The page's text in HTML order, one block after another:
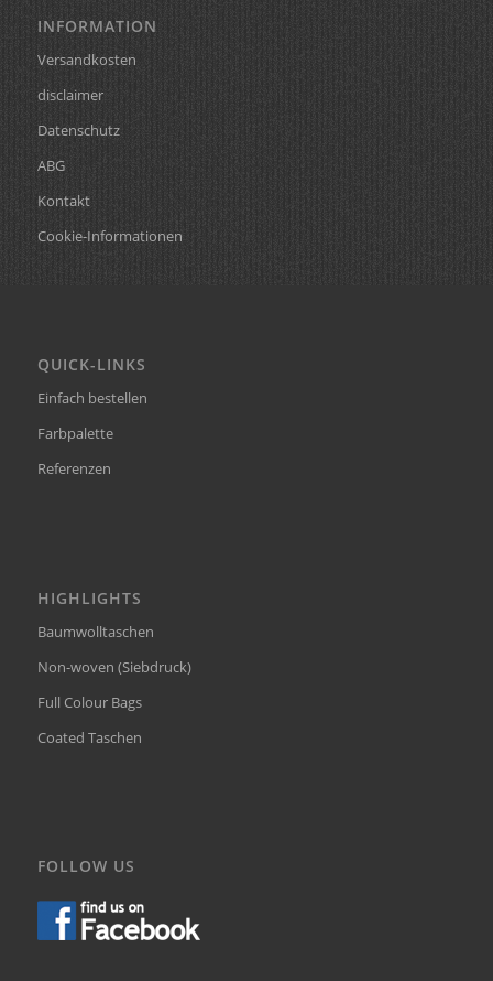
INFORMATION
Versandkosten
disclaimer
Datenschutz
ABG
Kontakt
Cookie-Informationen
QUICK-LINKS
Einfach bestellen
Farbpalette
Referenzen
HIGHLIGHTS
Baumwolltaschen
Non-woven (Siebdruck)
Full Colour Bags
Coated Taschen
FOLLOW US